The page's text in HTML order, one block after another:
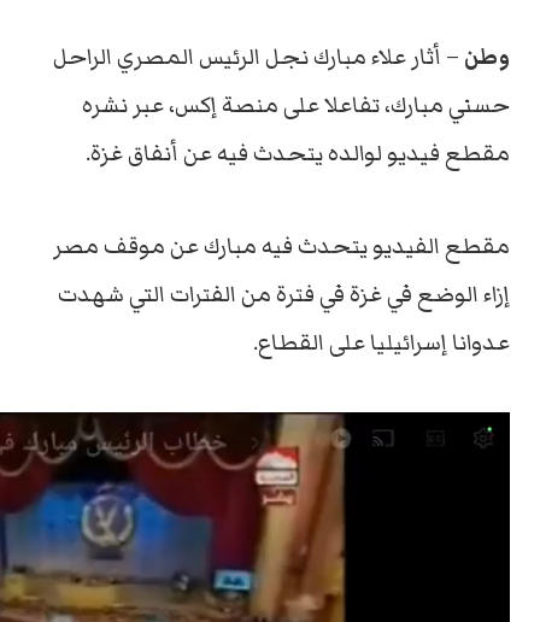
وطن – أثار علاء مبارك نجل الرئيس المصري الراحل
حسني مبارك، تفاعلا على منصة إكس، عبر نشره
مقطع فيديو لوالده يتحدث فيه عن أنفاق غزة.
مقطع الفيديو يتحدث فيه مبارك عن موقف مصر
إزاء الوضع في غزة في فترة من الفترات التي شهدت
عدوانا إسرائيليا على القطاع.